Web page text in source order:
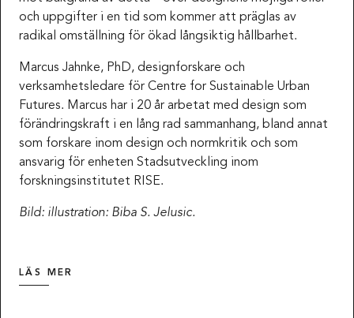
och uppgifter i en tid som kommer att präglas av
radikal omställning för ökad långsiktig hållbarhet.
Marcus Jahnke, PhD, designforskare och
verksamhetsledare för Centre for Sustainable Urban
Futures. Marcus har i 20 år arbetat med design som
förändringskraft i en lång rad sammanhang, bland annat
som forskare inom design och normkritik och som
ansvarig för enheten Stadsutveckling inom
forskningsinstitutet RISE.
Bild: illustration: Biba S. Jelusic.
LÄS MER